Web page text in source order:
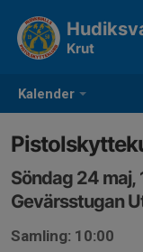
Kalender
Krut
Söndag 24
Gevärsstugan
Samling: 10:00